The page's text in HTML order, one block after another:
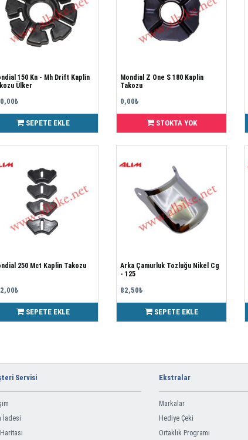
150 Kn - Mh Drift Kaplin
Ülker
SEPETE EKLE
Mondial Z One S 180 Kaplin
Takozu
0,00₺
STOKTA YOK
250 Mct Kaplin Takozu
SEPETE EKLE
Arka Çamurluk Tozluğu Nikel Cg
- 125
82,50₺
SEPETE EKLE
Servisi
İadesi
Ekstralar
Markalar
Hediye Çeki
Ortaklık Programı